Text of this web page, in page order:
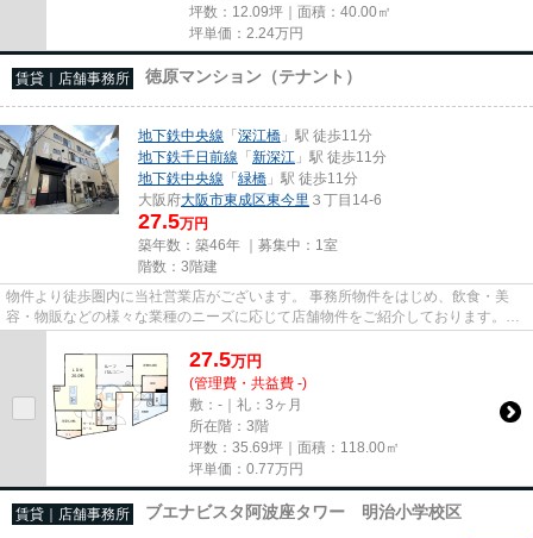
坪数：12.09坪｜面積：40.00㎡
坪単価： 2.24万円
賃貸｜店舗事務所 徳原マンション（テナント）
地下鉄中央線 「深江橋 」駅 徒歩11分
地下鉄千日前線 「新深江 」駅 徒歩11分
地下鉄中央線 「緑橋 」駅 徒歩11分
大阪府大阪市東成区東今里 ３丁目14-6
27.5万円
築年数：築46年 ｜募集中： 1室
階数：3階建
物件より徒歩圏内に当社営業店がございます。 事務所物件をはじめ、飲食・美
容・物販などの様々な業種のニーズに応じて店舗物件をご紹介しております。
尚、弊社ではおとり広告は一切...
27.5万円
(管理費・共益費 -)
敷：-｜礼：3ヶ月
所在階：3階
坪数：35.69坪｜面積：118.00㎡
坪単価： 0.77万円
賃貸｜店舗事務所 ブエナビスタ阿波座タワー 明治小学校区